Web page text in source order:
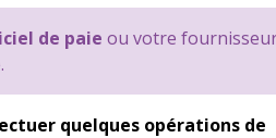
de paie ou votre
quelques opérations de